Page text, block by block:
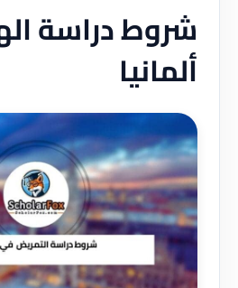
شروط دراسة
ألمانيا